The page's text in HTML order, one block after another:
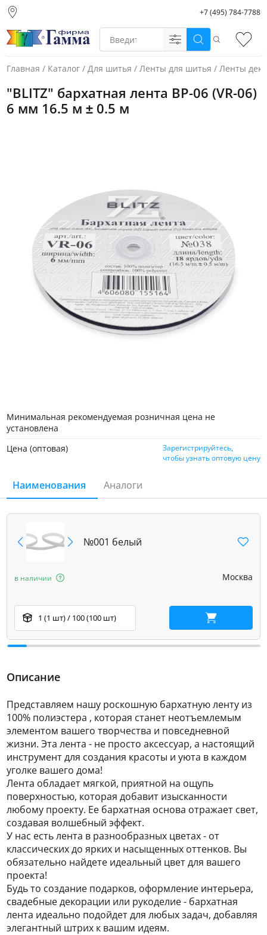
склад)
Санкт-Петербург
Екатеринбург
+7 (495) 784-7788
Поиск
Главная / Каталог / Для шитья / Ленты для шитья / Ленты
"BLITZ" бархатная лента ВР-06 (VR-06)
6 мм 16.5 м ± 0.5 м
Минимальная рекомендуемая розничная цена не
установлена
Цена (оптовая)
Зарегистрируйтесь,
чтобы узнать оптовую цену
Наименования Аналоги
№001 белый
Москва
в наличии
1 (1 шт) / 100 (100 шт) В корзину
Описание
Представляем нашу роскошную бархатную ленту из
100% полиэстера , которая станет неотъемлемым
элементом вашего творчества и повседневной
жизни. Эта лента - не просто аксессуар, а настоящий
инструмент для создания красоты и уюта в каждом
уголке вашего дома!
Лента обладает мягкой, приятной на ощупь
поверхностью, которая добавит изысканности
любому проекту. Ее бархатная основа отражает свет,
создавая волшебный эффект.
У нас есть лента в разнообразных цветах - от
классических до ярких и насыщенных оттенков. Вы
обязательно найдете идеальный цвет для вашего
проекта!
Будь то создание подарков, оформление интерьера,
свадебные декорации или рукоделие - бархатная
лента идеально подойдет для любых задач, добавляя
элегантный штрих к вашим идеям.